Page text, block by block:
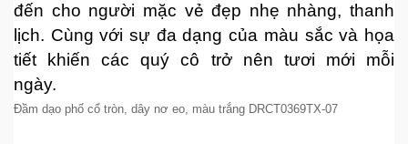
đến cho người mặc vẻ đẹp nhẹ nhàng, thanh
lịch. Cùng với sự đa dạng của màu sắc và họa
tiết khiến các quý cô trở nên tươi mới mỗi
ngày.
Đầm dạo phố cổ tròn, dây nơ eo, màu trắng DRCT0369TX-07